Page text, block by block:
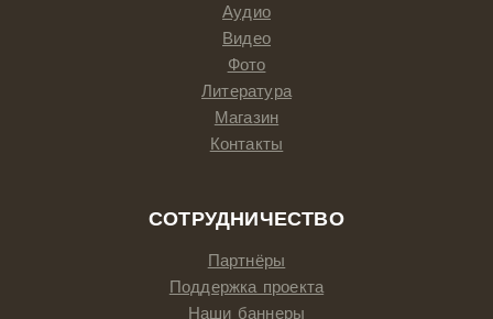
Аудио
Видео
Фото
Литература
Магазин
Контакты
СОТРУДНИЧЕСТВО
Партнёры
Поддержка проекта
Наши баннеры